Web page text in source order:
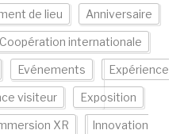
de lieu Anniversaire
Coopération internationale
Evénements Expérience
visiteur Exposition
XR Innovation